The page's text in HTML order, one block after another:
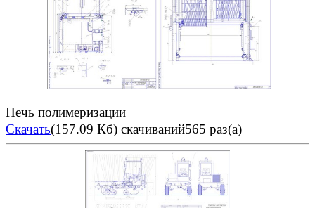
Печь полимеризации
Скачать(157.09 Кб) скачиваний565 раз(а)